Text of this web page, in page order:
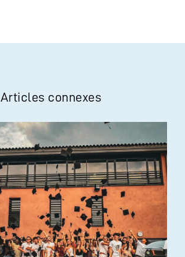
Articles connexes